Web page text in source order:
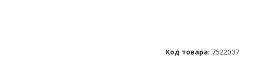
Код товара: 7522007